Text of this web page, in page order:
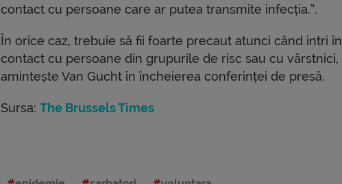
contact cu persoane care ar putea transmite infecția.”.
În orice caz, trebuie să fii foarte precaut atunci când intri în
contact cu persoane din grupurile de risc sau cu vârstnici,
amintește Van Gucht în încheierea conferinței de presă.
Sursa:The Brussels Times